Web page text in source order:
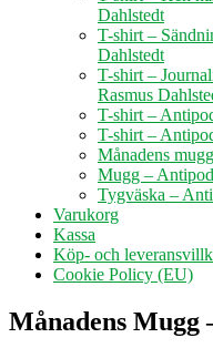
Dahlstedt
T-shirt –
Dahlstedt
T-shirt –
Rasmus
T-shirt –
T-shirt –
Månadens mugg
Mugg –
Tygväska –
Varukorg
Kassa
Köp- och
Cookie Policy (EU)
Månadens Mugg